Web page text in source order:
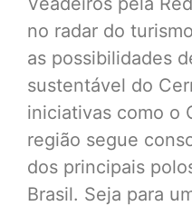
no radar do
as possibilidades
sustentável do
iniciativas como o
região segue
dos principais
Brasil. Seja para